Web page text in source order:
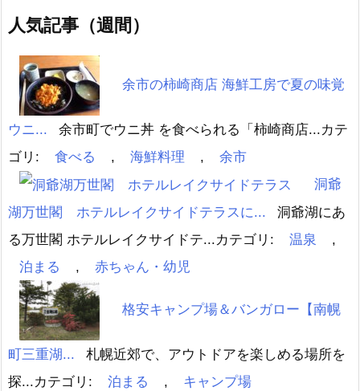
人気記事（週間）
余市の柿崎商店 海鮮工房で夏の味覚
ウニ... 余市町でウニ丼 を食べられる「柿崎商店...カテ
ゴリ:
食べる , 海鮮料理 ,
余市
洞爺
湖万世閣 ホテルレイクサイドテラスに...
洞爺湖にあ
る万世閣 ホテルレイクサイドテ...カテゴリ: 温泉
,
泊まる
, 赤ちゃん・幼児
格安キャンプ場＆バンガロー【南幌
町三重湖...
札幌近郊で、アウトドアを楽しめる場所を
探...カテゴリ: 泊まる ,
キャンプ場